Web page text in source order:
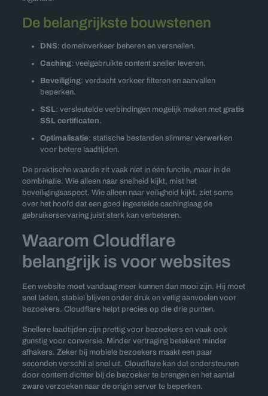
De belangrijkste bouwstenen
DNS: domeinverkeer beheren en versnellen.
Caching: veelgebruikte content sneller leveren.
Beveiliging: verdacht verkeer filteren en aanvallen
beperken.
SSL: versleutelde verbindingen mogelijk maken met gratis
SSL certificaten.
Optimalisatie: statische bestanden slimmer verwerken
voor betere laadtijden.
De praktische waarde zit vaak niet in één functie, maar in de
combinatie. Wie alleen naar snelheid kijkt, mist het
beveiligingsaspect. Wie alleen naar veiligheid kijkt, ziet soms
over het hoofd dat een goed ingestelde cachinglaag de
gebruikerservaring juist sterk kan verbeteren.
Waarom Cloudflare
belangrijk is voor websites
Een website moet vandaag meer kunnen dan mooi zijn. Hij moet
snel laden, stabiel blijven onder druk en veilig aanvoelen voor
bezoekers. Cloudflare helpt precies op die drie punten.
Snellere laadtijden zijn prettig voor bezoekers en vaak ook
gunstig voor conversie. Minder vertraging betekent minder
afhakers. Zeker bij mobiele bezoekers maakt een paar
seconden verschil al snel uit. Cloudflare kan dat ondersteunen
door content dichter bij de bezoeker te brengen en het aantal
zware verzoeken naar de origin server te beperken.